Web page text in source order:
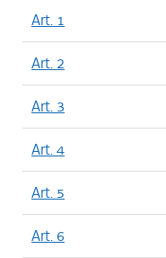
Art. 1
Art. 2
Art. 3
Art. 4
Art. 5
Art. 6